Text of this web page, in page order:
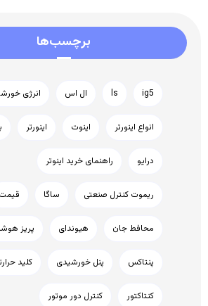
برچسب‌ها
ig5
ls ال اس انرژی
انواع اینورتر اینوت اینورتر
درایو راهنمای خرید اینوتر
ریموت کنترل صنعتی ساگا قیمت
محافط جان هیوندای پریز
پنتاکس پنل خورشیدی کلید
کنتاکتور کنترل دور موتور